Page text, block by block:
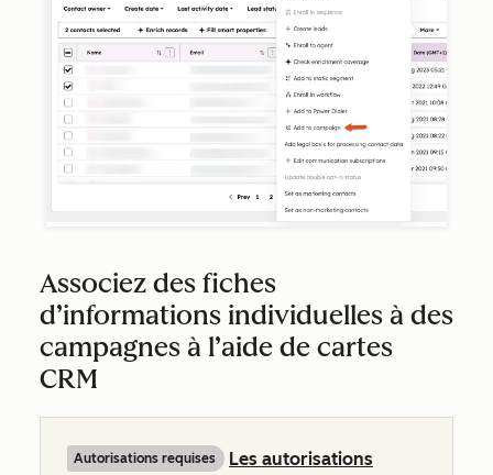
Associez des fiches
d’informations individuelles à des
campagnes à l’aide de cartes
CRM
Autorisations requises
Les autorisations